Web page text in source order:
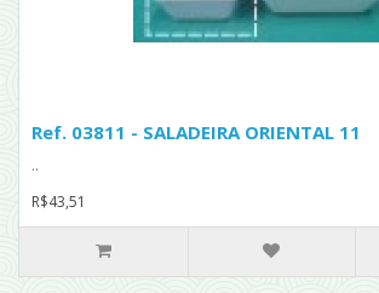
Ref. 03811 - SALADEIRA ORIENTAL 11
..
R$43,51